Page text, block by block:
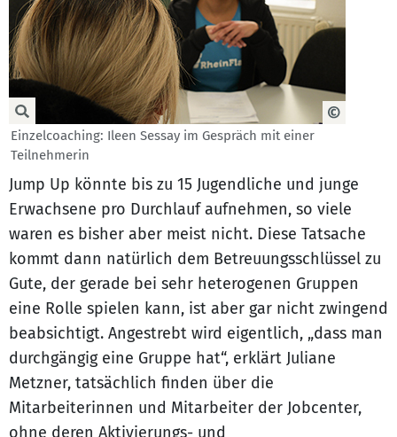
Einzelcoaching: Ileen Sessay im Gespräch mit einer
Teilnehmerin
Jump Up könnte bis zu 15 Jugendliche und junge
Erwachsene pro Durchlauf aufnehmen, so viele
waren es bisher aber meist nicht. Diese Tatsache
kommt dann natürlich dem Betreuungsschlüssel zu
Gute, der gerade bei sehr heterogenen Gruppen
eine Rolle spielen kann, ist aber gar nicht zwingend
beabsichtigt. Angestrebt wird eigentlich, „dass man
durchgängig eine Gruppe hat“, erklärt Juliane
Metzner, tatsächlich finden über die
Mitarbeiterinnen und Mitarbeiter der Jobcenter,
ohne deren Aktivierungs- und